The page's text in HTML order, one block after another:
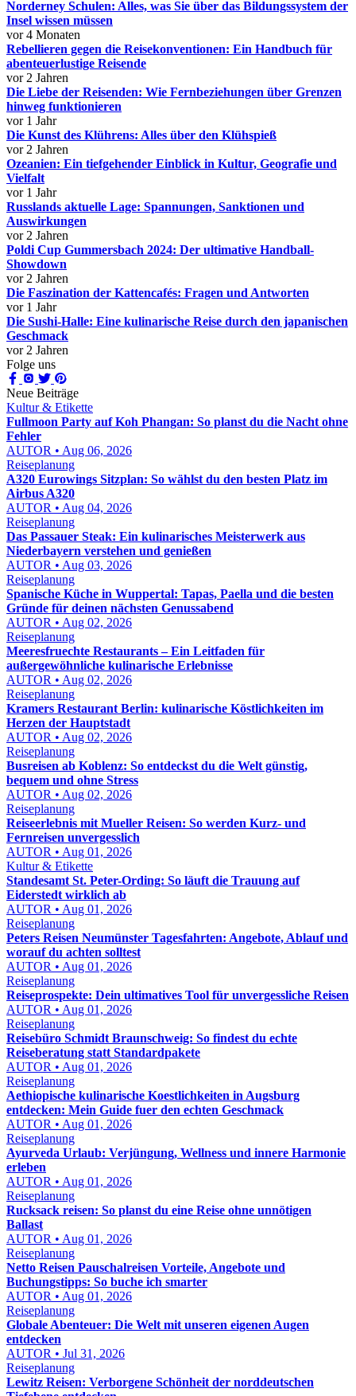
Norderney Schulen: Alles, was Sie über das Bildungssystem der
Insel wissen müssen
vor 4 Monaten
Rebellieren gegen die Reisekonventionen: Ein Handbuch für
abenteuerlustige Reisende
vor 2 Jahren
Die Liebe der Reisenden: Wie Fernbeziehungen über Grenzen
hinweg funktionieren
vor 1 Jahr
Die Kunst des Klührens: Alles über den Klühspieß
vor 2 Jahren
Ozeanien: Ein tiefgehender Einblick in Kultur, Geografie und
Vielfalt
vor 1 Jahr
Russlands aktuelle Lage: Spannungen, Sanktionen und
Auswirkungen
vor 2 Jahren
Poldi Cup Gummersbach 2024: Der ultimative Handball-
Showdown
vor 2 Jahren
Die Faszination der Kattencafés: Fragen und Antworten
vor 1 Jahr
Die Sushi-Halle: Eine kulinarische Reise durch den japanischen
Geschmack
vor 2 Jahren
Folge uns
Neue Beiträge
Kultur & Etikette
Fullmoon Party auf Koh Phangan: So planst du die Nacht ohne
Fehler
AUTOR • Aug 06, 2026
Reiseplanung
A320 Eurowings Sitzplan: So wählst du den besten Platz im
Airbus A320
AUTOR • Aug 04, 2026
Reiseplanung
Das Passauer Steak: Ein kulinarisches Meisterwerk aus
Niederbayern verstehen und genießen
AUTOR • Aug 03, 2026
Reiseplanung
Spanische Küche in Wuppertal: Tapas, Paella und die besten
Gründe für deinen nächsten Genussabend
AUTOR • Aug 02, 2026
Reiseplanung
Meeresfruechte Restaurants – Ein Leitfaden für
außergewöhnliche kulinarische Erlebnisse
AUTOR • Aug 02, 2026
Reiseplanung
Kramers Restaurant Berlin: kulinarische Köstlichkeiten im
Herzen der Hauptstadt
AUTOR • Aug 02, 2026
Reiseplanung
Busreisen ab Koblenz: So entdeckst du die Welt günstig,
bequem und ohne Stress
AUTOR • Aug 02, 2026
Reiseplanung
Reiseerlebnis mit Mueller Reisen: So werden Kurz- und
Fernreisen unvergesslich
AUTOR • Aug 01, 2026
Kultur & Etikette
Standesamt St. Peter-Ording: So läuft die Trauung auf
Eiderstedt wirklich ab
AUTOR • Aug 01, 2026
Reiseplanung
Peters Reisen Neumünster Tagesfahrten: Angebote, Ablauf und
worauf du achten solltest
AUTOR • Aug 01, 2026
Reiseplanung
Reiseprospekte: Dein ultimatives Tool für unvergessliche Reisen
AUTOR • Aug 01, 2026
Reiseplanung
Reisebüro Schmidt Braunschweig: So findest du echte
Reiseberatung statt Standardpakete
AUTOR • Aug 01, 2026
Reiseplanung
Aethiopische kulinarische Koestlichkeiten in Augsburg
entdecken: Mein Guide fuer den echten Geschmack
AUTOR • Aug 01, 2026
Reiseplanung
Ayurveda Urlaub: Verjüngung, Wellness und innere Harmonie
erleben
AUTOR • Aug 01, 2026
Reiseplanung
Rucksack reisen: So planst du eine Reise ohne unnötigen
Ballast
AUTOR • Aug 01, 2026
Reiseplanung
Netto Reisen Pauschalreisen Vorteile, Angebote und
Buchungstipps: So buche ich smarter
AUTOR • Aug 01, 2026
Reiseplanung
Globale Abenteuer: Die Welt mit unseren eigenen Augen
entdecken
AUTOR • Jul 31, 2026
Reiseplanung
Lewitz Reisen: Verborgene Schönheit der norddeutschen